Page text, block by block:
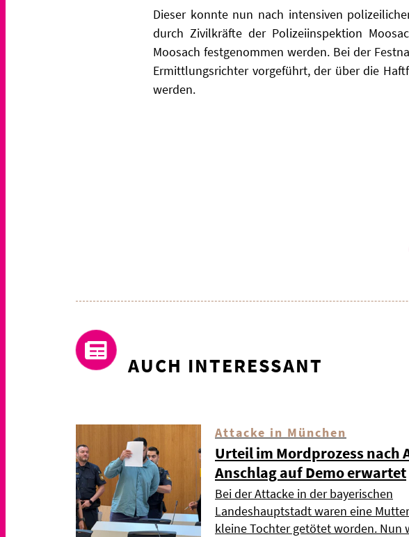
Dieser konnte nun nach intensiven
durch Zivilkräfte der Polizeiinspektion
Moosach festgenommen werden. Bei der
Ermittlungsrichter vorgeführt, der über die
werden.
AUCH INTERESSANT
Attacke in München
Urteil im Mordprozess nach
Anschlag auf Demo erwartet
Bei der Attacke in der bayerischen
Landeshauptstadt waren eine
kleine Tochter getötet worden.